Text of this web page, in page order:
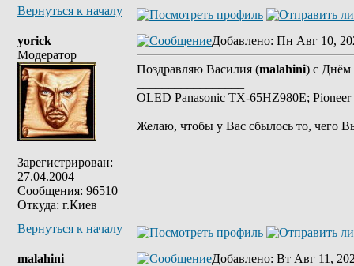
Вернуться к началу
yorick
Модератор
Зарегистрирован:
27.04.2004
Сообщения: 96510
Откуда: г.Киев
Добавлено: Пн Авг 10,
Поздравляю Василия (malahini) с Днём
OLED Panasonic TX-65HZ980E;
Желаю, чтобы у Вас сбылось то, чего
Вернуться к началу
malahini Добавлено: Вт Авг 11,